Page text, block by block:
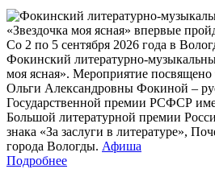
Со 2 по 5 сентября 2026 года в
Фокинский литературно-
моя ясная». Мероприятие
Ольги Александровны Фокиной –
Государственной премии РСФСР
Большой литературной премии
знака «За заслуги в литературе»,
города Вологды. Афиша
Подробнее